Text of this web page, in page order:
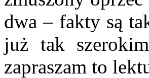
dwa – fakty są
już tak
zapraszam to